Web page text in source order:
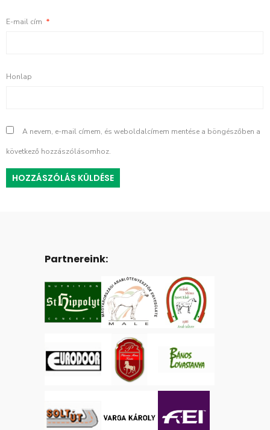
E-mail cím *
Honlap
A nevem, e-mail címem, és weboldalcímem mentése a böngészőben a
következő hozzászólásomhoz.
Partnereink: